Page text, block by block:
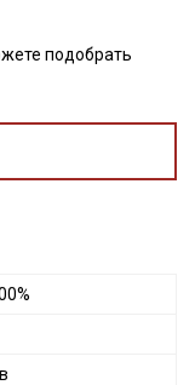
подобрать